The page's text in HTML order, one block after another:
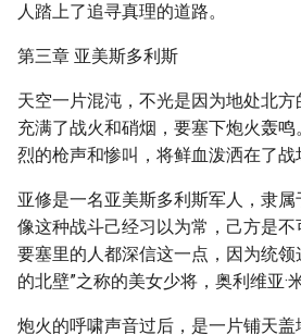
人踏上了追寻真理的道路。
第三章 亚美斯多利斯
天空一片混沌，不光是因为地处北
充满了战火和硝烟，要塞下炮火轰
烈的枪声和惨叫，将鲜血泼洒在了战
亚修是一名亚美斯多利斯军人，隶属
像这种战斗己经习以为常，己方是
要塞里的人都深信这一点，因为统领
的北壁”之称的美女少将，奥利维亚·
炮火的呼啸声音过后，是一片铺天